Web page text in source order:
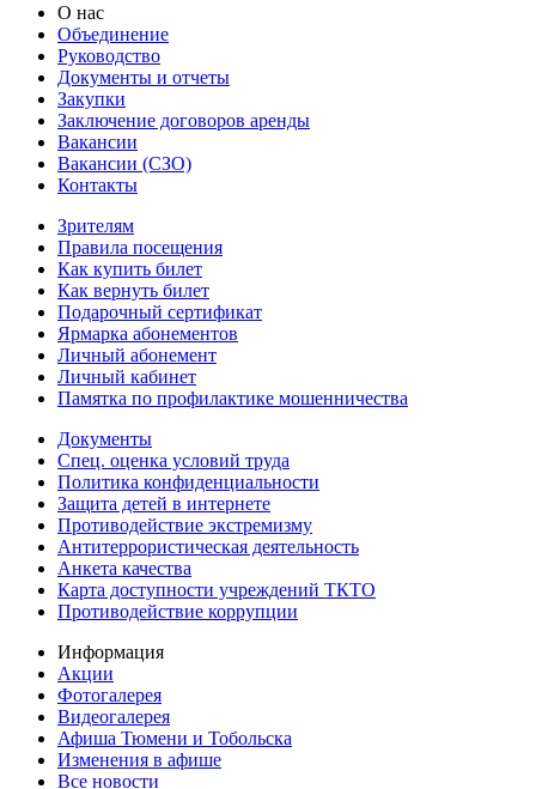
О нас
Объединение
Руководство
Документы и отчеты
Закупки
Заключение договоров аренды
Вакансии
Вакансии (СЗО)
Контакты
Зрителям
Правила посещения
Как купить билет
Как вернуть билет
Подарочный сертификат
Ярмарка абонементов
Личный абонемент
Личный кабинет
Памятка по профилактике мошенничества
Документы
Спец. оценка условий труда
Политика конфиденциальности
Защита детей в интернете
Противодействие экстремизму
Антитеррористическая деятельность
Анкета качества
Карта доступности учреждений ТКТО
Противодействие коррупции
Информация
Акции
Фотогалерея
Видеогалерея
Афиша Тюмени и Тобольска
Изменения в афише
Все новости